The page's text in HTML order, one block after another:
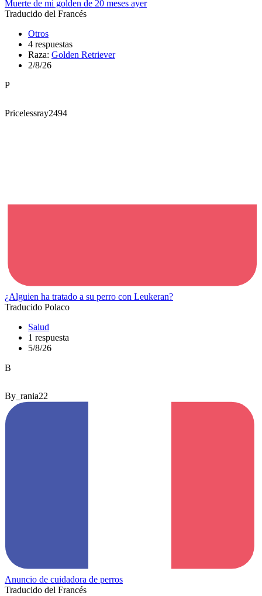
Muerte de mi golden de 20 meses ayer
Traducido del Francés
Otros
4 respuestas
Raza: Golden Retriever
2/8/26
P
Pricelessray2494
¿Alguien ha tratado a su perro con Leukeran?
Traducido Polaco
Salud
1 respuesta
5/8/26
B
By_rania22
Anuncio de cuidadora de perros
Traducido del Francés